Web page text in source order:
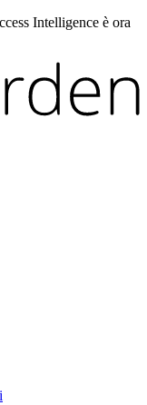
Intelligence è ora